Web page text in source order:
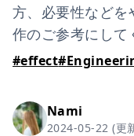
方、必要性などを
作のご参考にして
#effect#
Nami
2024-05-22 (更